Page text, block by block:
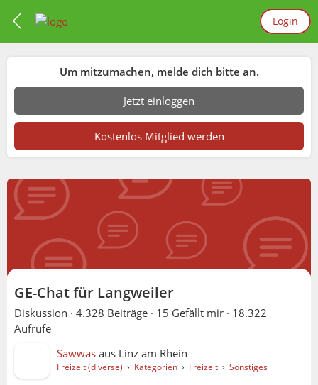
Login
Um mitzumachen, melde dich bitte an.
Jetzt einloggen
Kostenlos Mitglied werden
GE-Chat für Langweiler
Diskussion · 4.328 Beiträge · 15 Gefällt mir · 18.322
Aufrufe
Sawwas aus Linz am Rhein
Freizeit (diverse) › Kategorien › Freizeit › Sonstiges